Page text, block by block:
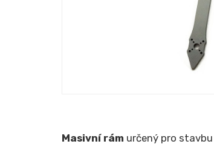
Masivní rám určený pro stavbu